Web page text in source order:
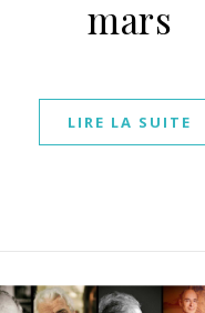
mars
LIRE LA SUITE